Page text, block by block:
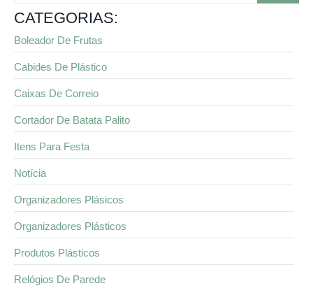
CATEGORIAS:
Boleador De Frutas
Cabides De Plástico
Caixas De Correio
Cortador De Batata Palito
Itens Para Festa
Notícia
Organizadores Plásicos
Organizadores Plásticos
Produtos Plásticos
Relógios De Parede